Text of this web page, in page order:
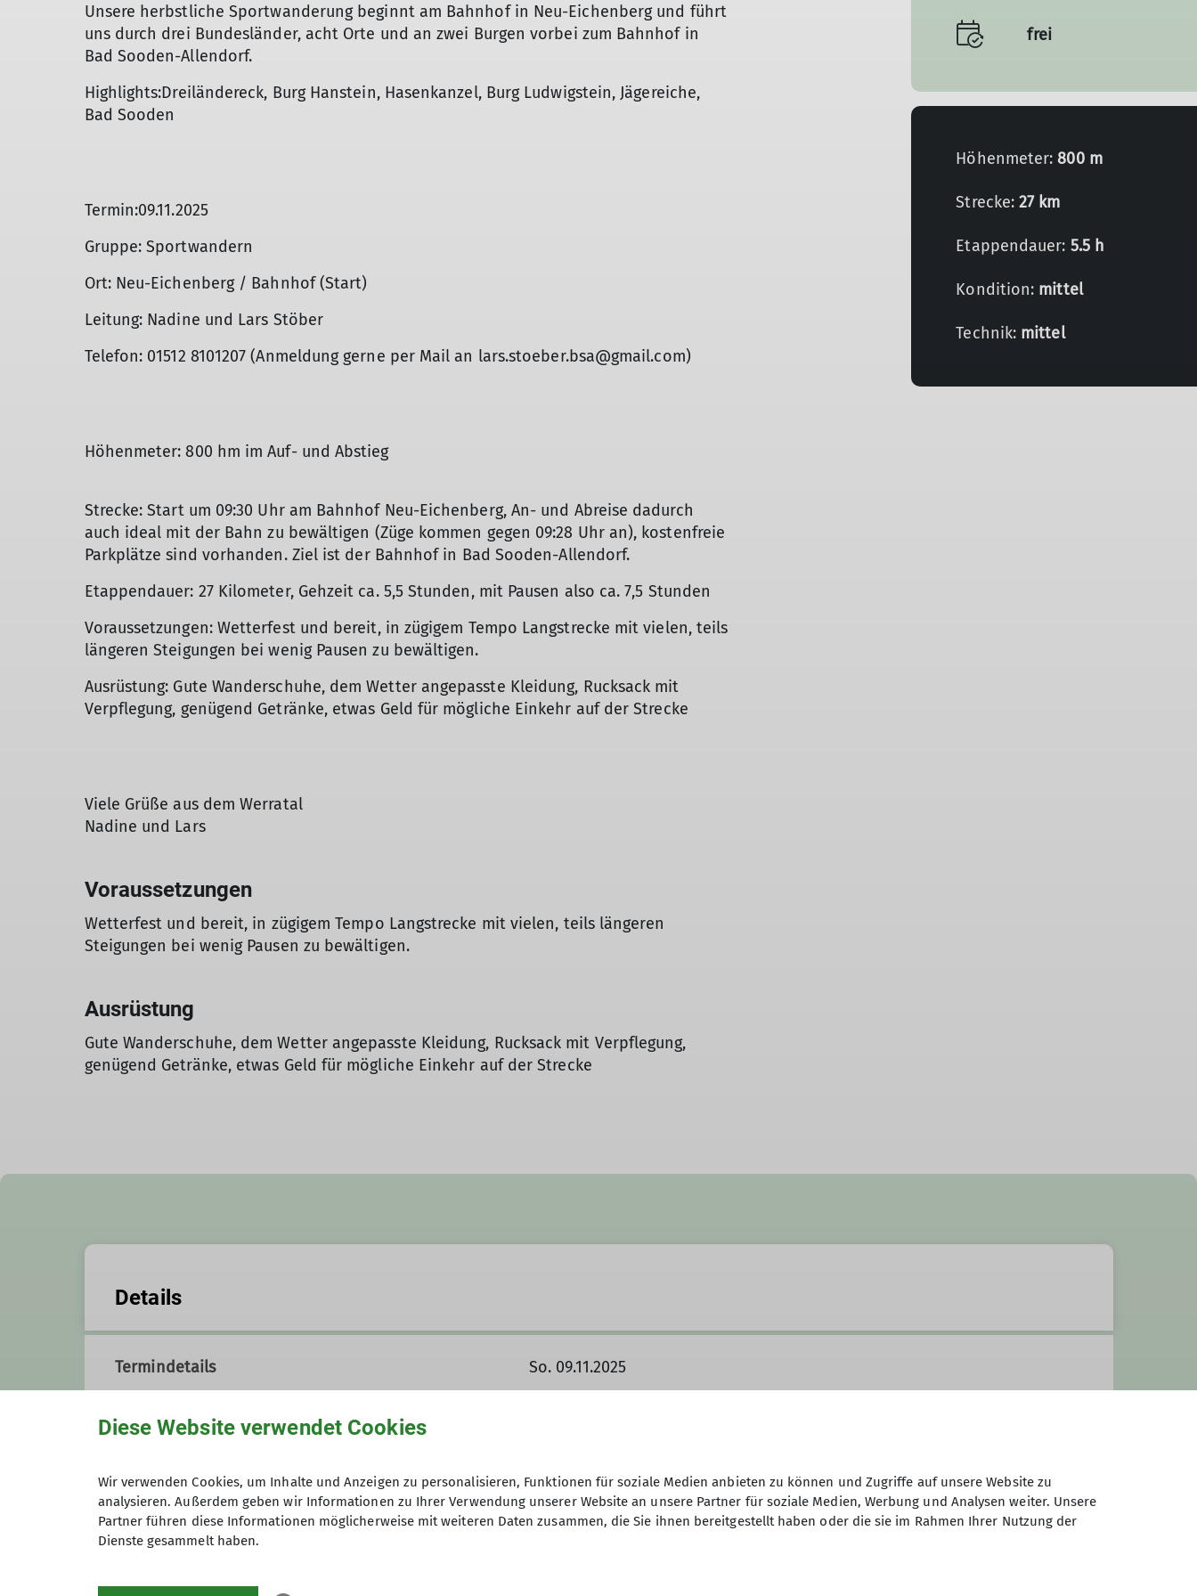
Unsere herbstliche Sportwanderung beginnt am Bahnhof in Neu-Eichenberg und führt
uns durch drei Bundesländer, acht Orte und an zwei Burgen vorbei zum Bahnhof in
Bad Sooden-Allendorf.
Highlights:Dreiländereck, Burg Hanstein, Hasenkanzel, Burg Ludwigstein, Jägereiche,
Bad Sooden
Termin:09.11.2025
Gruppe: Sportwandern
Ort: Neu-Eichenberg / Bahnhof (Start)
Leitung: Nadine und Lars Stöber
Telefon: 01512 8101207 (Anmeldung gerne per Mail an lars.stoeber.bsa@gmail.com)
Höhenmeter: 800 hm im Auf- und Abstieg
Strecke: Start um 09:30 Uhr am Bahnhof Neu-Eichenberg, An- und Abreise dadurch
auch ideal mit der Bahn zu bewältigen (Züge kommen gegen 09:28 Uhr an), kostenfreie
Parkplätze sind vorhanden. Ziel ist der Bahnhof in Bad Sooden-Allendorf.
Etappendauer: 27 Kilometer, Gehzeit ca. 5,5 Stunden, mit Pausen also ca. 7,5 Stunden
Voraussetzungen: Wetterfest und bereit, in zügigem Tempo Langstrecke mit vielen, teils
längeren Steigungen bei wenig Pausen zu bewältigen.
Ausrüstung: Gute Wanderschuhe, dem Wetter angepasste Kleidung, Rucksack mit
Verpflegung, genügend Getränke, etwas Geld für mögliche Einkehr auf der Strecke
Viele Grüße aus dem Werratal
Nadine und Lars
Voraussetzungen
Wetterfest und bereit, in zügigem Tempo Langstrecke mit vielen, teils längeren
Steigungen bei wenig Pausen zu bewältigen.
Ausrüstung
Gute Wanderschuhe, dem Wetter angepasste Kleidung, Rucksack mit Verpflegung,
genügend Getränke, etwas Geld für mögliche Einkehr auf der Strecke
frei
Höhenmeter:800 m
Strecke:27 km
Etappendauer: 5.5 h
Kondition: mittel
Technik: mittel
Details
Termindetails So. 09.11.2025
Gruppe
Sportwandergruppe
Diese Website verwendet Cookies
Wir verwenden Cookies, um Inhalte und Anzeigen zu personalisieren, Funktionen für soziale Medien anbieten zu können und Zugriffe auf unsere Website zu
analysieren. Außerdem geben wir Informationen zu Ihrer Verwendung unserer Website an unsere Partner für soziale Medien, Werbung und Analysen weiter. Unsere
Partner führen diese Informationen möglicherweise mit weiteren Daten zusammen, die Sie ihnen bereitgestellt haben oder die sie im Rahmen Ihrer Nutzung der
Dienste gesammelt haben.